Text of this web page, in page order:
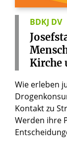
BDKJ DV
Kirche
Wie erleben
Kontakt zu
Werden ihre